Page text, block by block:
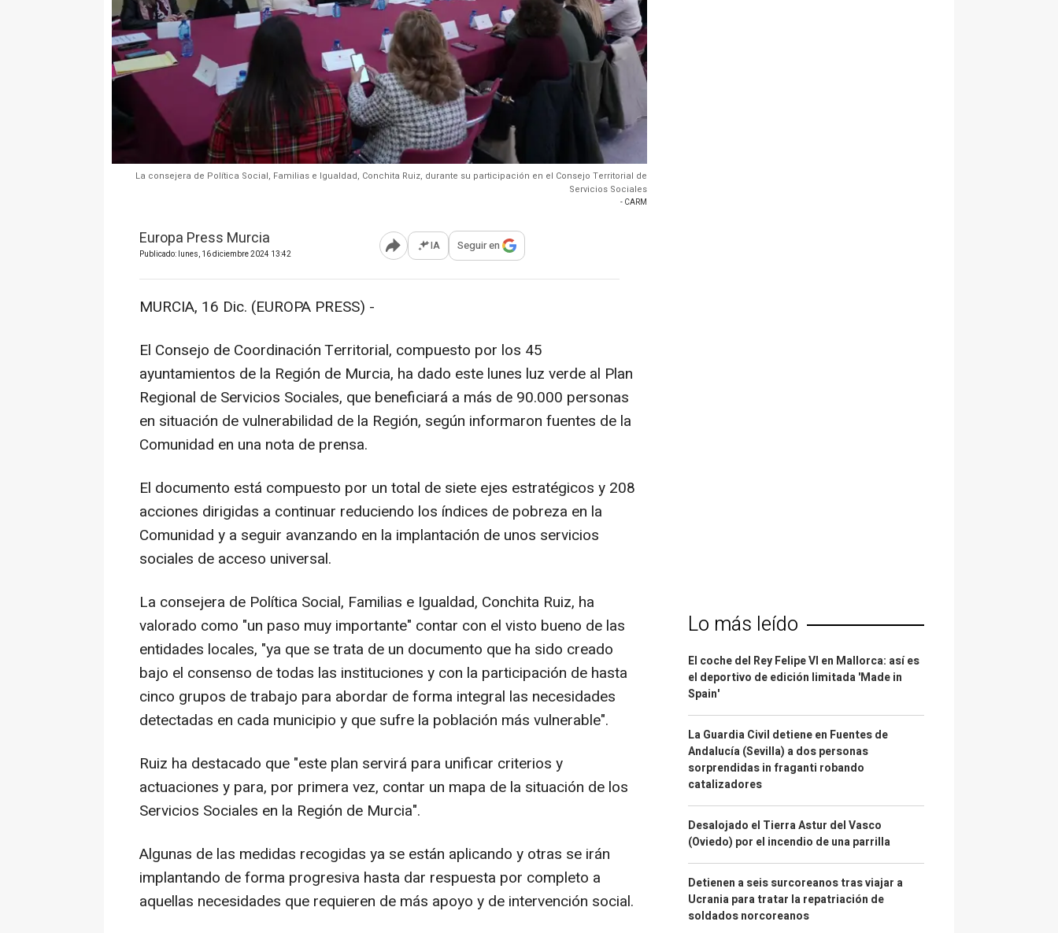
La consejera de Política Social, Familias e Igualdad, Conchita Ruiz, durante su participación en el Consejo Territorial de
Servicios Sociales
- CARM
Europa Press Murcia
Publicado: lunes, 16 diciembre 2024 13:42 Abrir opciones para compartir
IA Seguir en
MURCIA, 16 Dic. (EUROPA PRESS) -
El Consejo de Coordinación Territorial, compuesto por los 45
ayuntamientos de la Región de Murcia, ha dado este lunes luz verde al Plan
Regional de Servicios Sociales, que beneficiará a más de 90.000 personas
en situación de vulnerabilidad de la Región, según informaron fuentes de la
Comunidad en una nota de prensa.
El documento está compuesto por un total de siete ejes estratégicos y 208
acciones dirigidas a continuar reduciendo los índices de pobreza en la
Comunidad y a seguir avanzando en la implantación de unos servicios
sociales de acceso universal.
La consejera de Política Social, Familias e Igualdad, Conchita Ruiz, ha
valorado como "un paso muy importante" contar con el visto bueno de las
entidades locales, "ya que se trata de un documento que ha sido creado
bajo el consenso de todas las instituciones y con la participación de hasta
cinco grupos de trabajo para abordar de forma integral las necesidades
detectadas en cada municipio y que sufre la población más vulnerable".
Ruiz ha destacado que "este plan servirá para unificar criterios y
actuaciones y para, por primera vez, contar un mapa de la situación de los
Servicios Sociales en la Región de Murcia".
Algunas de las medidas recogidas ya se están aplicando y otras se irán
implantando de forma progresiva hasta dar respuesta por completo a
aquellas necesidades que requieren de más apoyo y de intervención social.
Lo más leído
El coche del Rey Felipe VI en Mallorca: así es
el deportivo de edición limitada 'Made in
Spain'
La Guardia Civil detiene en Fuentes de
Andalucía (Sevilla) a dos personas
sorprendidas in fraganti robando
catalizadores
Desalojado el Tierra Astur del Vasco
(Oviedo) por el incendio de una parrilla
Detienen a seis surcoreanos tras viajar a
Ucrania para tratar la repatriación de
soldados norcoreanos